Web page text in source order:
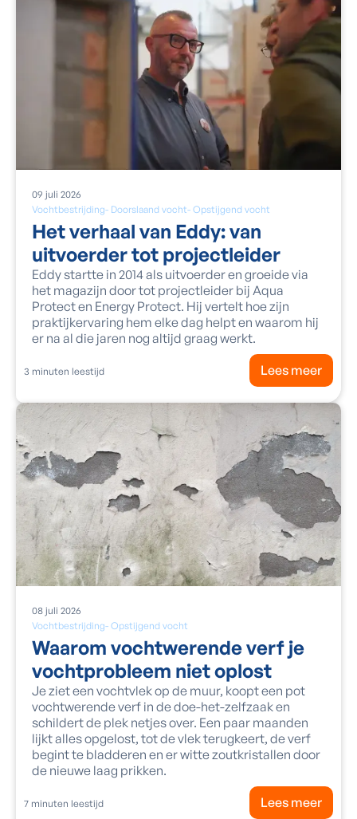
Vochtbestrijding- Doorslaand vocht- Opstijgend vocht
09 juli 2026
Het verhaal van Eddy: van
uitvoerder tot projectleider
Eddy startte in 2014 als uitvoerder en groeide via
het magazijn door tot projectleider bij Aqua
Protect en Energy Protect. Hij vertelt hoe zijn
praktijkervaring hem elke dag helpt en waarom hij
er na al die jaren nog altijd graag werkt.
3 minuten leestijd Lees meer
Vochtbestrijding- Opstijgend vocht
08 juli 2026
Waarom vochtwerende verf je
vochtprobleem niet oplost
Je ziet een vochtvlek op de muur, koopt een pot
vochtwerende verf in de doe-het-zelfzaak en
schildert de plek netjes over. Een paar maanden
lijkt alles opgelost, tot de vlek terugkeert, de verf
begint te bladderen en er witte zoutkristallen door
de nieuwe laag prikken.
7 minuten leestijd Lees meer